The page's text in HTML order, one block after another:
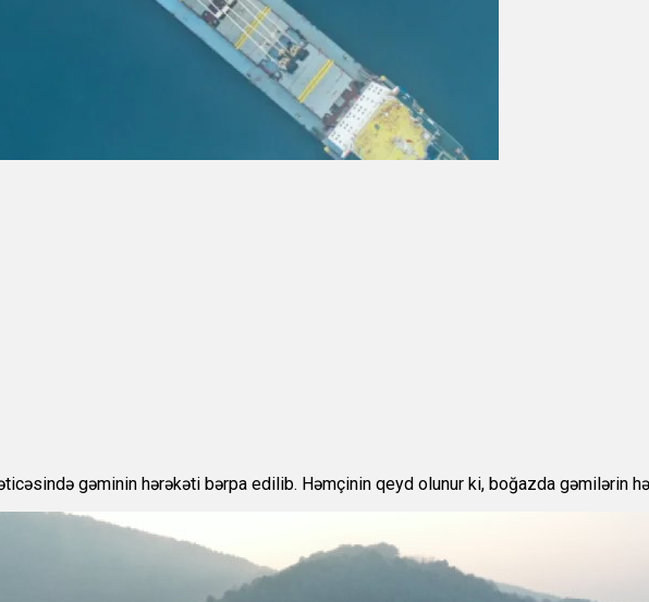
gəminin hərəkəti bərpa edilib. Həmçinin qeyd olunur ki, boğazda gəmilərin